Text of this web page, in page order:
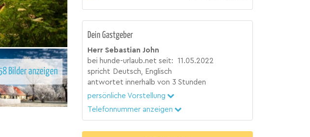
Bilder anzeigen
Dein Gastgeber
Herr Sebastian John
bei hunde-urlaub.net seit:
11.05.2022
spricht Deutsch, Englisch
antwortet innerhalb von 3 Stunden
persönliche Vorstellung
Telefonnummer anzeigen